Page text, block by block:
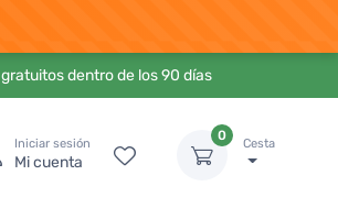
dentro de los 90 días
Iniciar sesión
Mi cuenta
0
Cesta